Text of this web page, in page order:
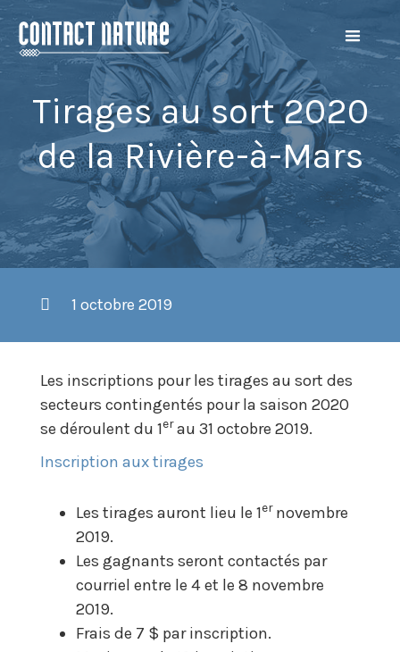
Tirages au sort 2020
de la Rivière-à-Mars
1 octobre 2019
Les inscriptions pour les tirages au sort des
secteurs contingentés pour la saison 2020
se déroulent du 1erau 31 octobre 2019.
Inscription aux tirages
Les tirages auront lieu le 1ernovembre
2019.
Les gagnants seront contactés par
courriel entre le 4 et le 8 novembre
2019.
Frais de 7 $ par inscription.